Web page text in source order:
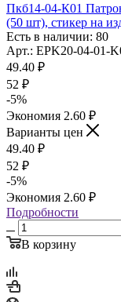
Пкб14-04-К01
(50 шт), стикер на
Есть в наличии: 80
Арт.: EPK20-04-01-
49.40 ₽
52 ₽
-5%
Экономия 2.60 ₽
Варианты цен
49.40 ₽
52 ₽
-5%
Экономия 2.60 ₽
Подробности
В корзину